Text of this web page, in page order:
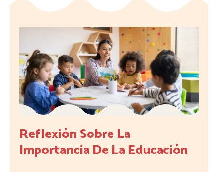
Reflexión Sobre La
Importancia De La Educación